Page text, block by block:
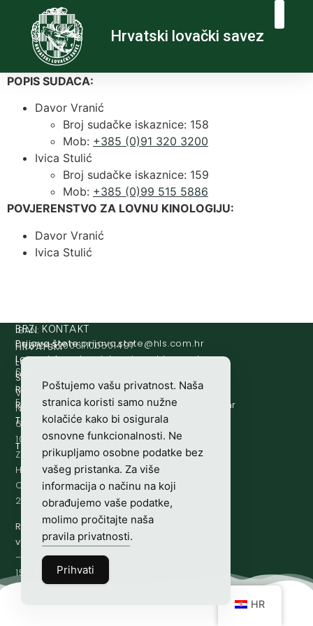
Hrvatski lovački savez
POPIS SUDACA:
Davor Vranić
Broj sudačke iskaznice: 158
Mob: +385 (0)91 320 3200
Ivica Stulić
Broj sudačke iskaznice: 159
Mob: +385 (0)99 515 5886
POVJERENSTVO ZA LOVNU KINOLOGIJU:
Davor Vranić
Ivica Stulić
HRVATSKI
LOVAČKI
SAVEZ
Vladimira
Nazora
63
10000
Zagreb,
Hrvatska
OIB-
28817560444
Radno
vrijeme:7:00
–
15:00
IBAN:
HR8124020061100501497
SWIFT/BIC
:
ESBCHR22
BRZI KONTAKT
Prijava štete: rh.moc.slh
@etets.avajirp
Lovne iskaznice:
rh.moc.slh
@acinzaksi
Lovno osposobljavanje:
Redakcija/ digitalni mediji:
rh.sl
@aidem
Računovodstvo:
rh.moc.slh
@ovtsdovonucar
Tajništvo:
rh.sl
@slh
Telefon:
+385 (0)1 48 34 560
Poštujemo vašu privatnost. Naša
stranica koristi samo nužne
kolačiće kako bi osigurala
osnovne funkcionalnosti. Ne
prikupljamo osobne podatke bez
vašeg pristanka. Za više
informacija o načinu na koji
obrađujemo vaše podatke,
molimo pročitajte naša
pravila privatnosti.
Prihvati
HR